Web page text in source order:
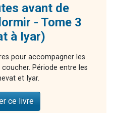
avant de
- Tome 3
à Iyar)
pour accompagner les
Période entre les
et Iyar.
ce livre